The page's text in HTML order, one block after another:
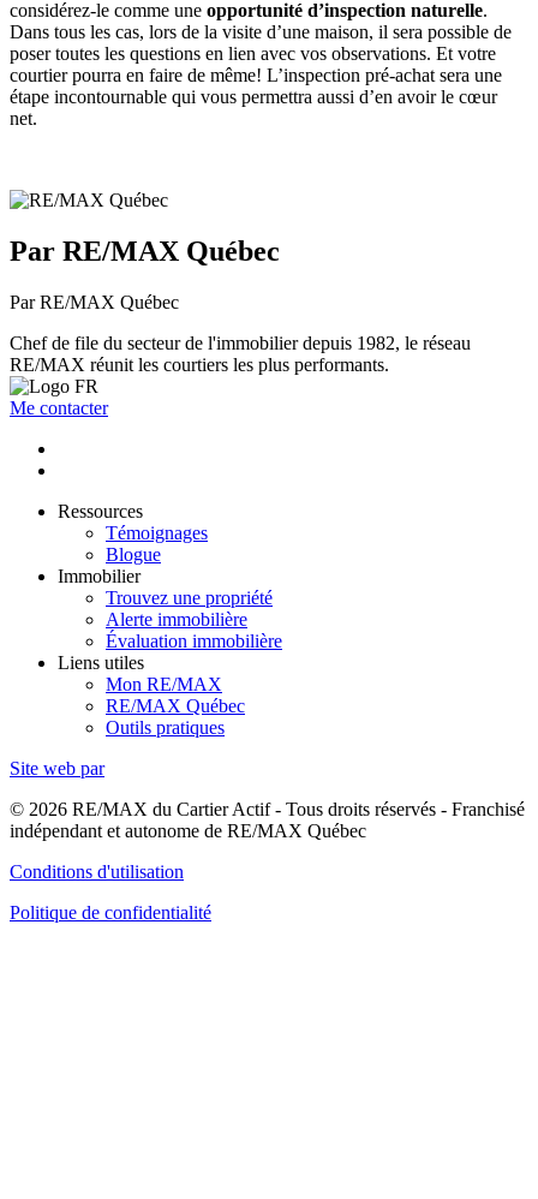
considérez-le comme une opportunité d’inspection naturelle.
Dans tous les cas, lors de la visite d’une maison, il sera possible de
poser toutes les questions en lien avec vos observations. Et votre
courtier pourra en faire de même! L’inspection pré-achat sera une
étape incontournable qui vous permettra aussi d’en avoir le cœur
net.
Par RE/MAX Québec
Par RE/MAX Québec
Chef de file du secteur de l'immobilier depuis 1982, le réseau
RE/MAX réunit les courtiers les plus performants.
Me contacter
Ressources
Témoignages
Blogue
Immobilier
Trouvez une propriété
Alerte immobilière
Évaluation immobilière
Liens utiles
Mon RE/MAX
RE/MAX Québec
Outils pratiques
Site web par
© 2026 RE/MAX du Cartier Actif - Tous droits réservés - Franchisé
indépendant et autonome de RE/MAX Québec
Conditions d'utilisation
Politique de confidentialité